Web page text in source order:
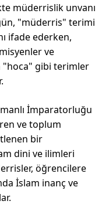
müderrislik unvanı
"müderris" terimi
ifade ederken,
ve
"hoca" gibi terimler
İmparatorluğu
ve toplum
bir
dini ve ilimleri
öğrencilere
İslam inanç ve